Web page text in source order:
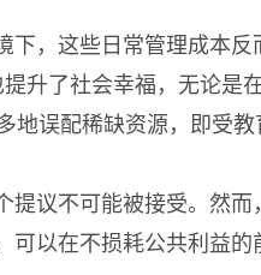
，这些日常管理成本反
升了社会幸福，无论是
误配稀缺资源，即受
议不可能被接受。然
可以在不损耗公共利益